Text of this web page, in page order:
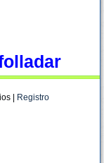
| Registro